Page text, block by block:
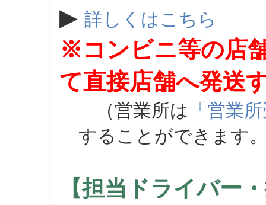
▶ 詳しくはこちら
※コンビニ等の店
て直接店舗へ発送
（営業所は 「営業
することができます
【担当ドライバー